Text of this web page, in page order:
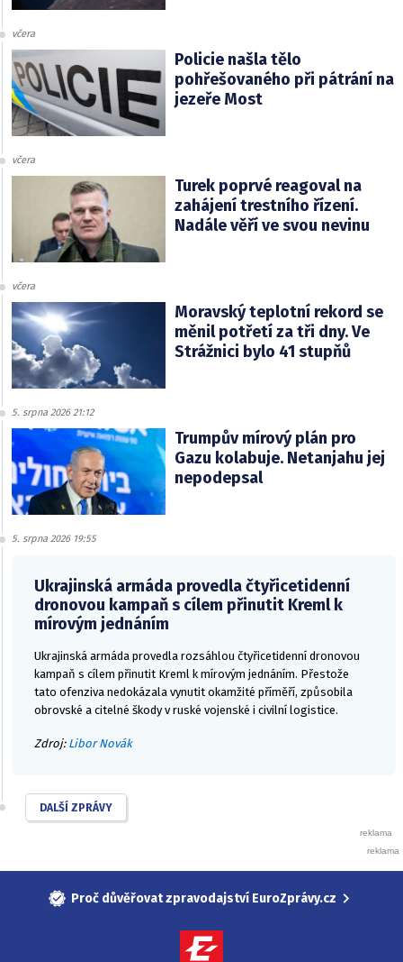
včera
Policie našla tělo
pohřešovaného při pátrání na
jezeře Most
včera
Turek poprvé reagoval na
zahájení trestního řízení.
Nadále věří ve svou nevinu
včera
Moravský teplotní rekord se
měnil potřetí za tři dny. Ve
Strážnici bylo 41 stupňů
5. srpna 2026 21:12
Trumpův mírový plán pro
Gazu kolabuje. Netanjahu jej
nepodepsal
5. srpna 2026 19:55
Ukrajinská armáda provedla čtyřicetidenní
dronovou kampaň s cílem přinutit Kreml k
mírovým jednáním
Ukrajinská armáda provedla rozsáhlou čtyřicetidenní dronovou
kampaň s cílem přinutit Kreml k mírovým jednáním. Přestože
tato ofenziva nedokázala vynutit okamžité příměří, způsobila
obrovské a citelné škody v ruské vojenské i civilní logistice.
Zdroj: Libor Novák
DALŠÍ ZPRÁVY
Proč důvěřovat zpravodajství EuroZprávy.cz